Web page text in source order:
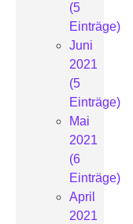
(5
Einträge)
Juni
2021
(5
Einträge)
Mai
2021
(6
Einträge)
April
2021